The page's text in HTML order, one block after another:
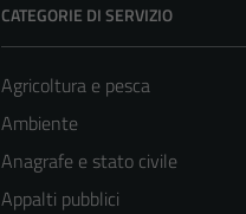
CATEGORIE DI SERVIZIO
Agricoltura e pesca
Ambiente
Anagrafe e stato civile
Appalti pubblici